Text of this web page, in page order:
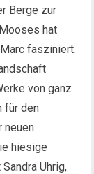
Berge zur
hat
fasziniert.
von ganz
für den
neuen
hiesige
Uhrig,